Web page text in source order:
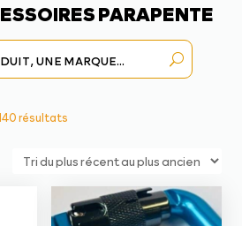
PARAPENTE
résultats
récent
plus
ancien